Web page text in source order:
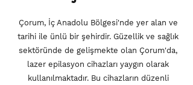
Çorum, İç Anadolu Bölgesi'nde yer alan ve
tarihi ile ünlü bir şehirdir. Güzellik ve sağlık
sektöründe de gelişmekte olan Çorum'da,
lazer epilasyon cihazları yaygın olarak
kullanılmaktadır. Bu cihazların düzenli